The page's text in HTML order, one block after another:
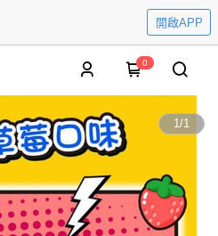
開啟APP
0
1/1